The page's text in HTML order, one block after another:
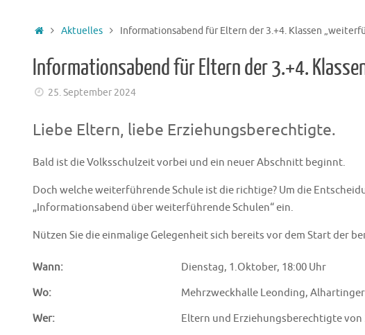
StartAktuelles Informationsabend für Eltern der 3.+4. Klassen
Informationsabend für Eltern der 3.+4.
25. September 2024
Liebe Eltern, liebe Erziehungsberechtigte.
Bald ist die Volksschulzeit vorbei und ein neuer Abschnitt beginnt.
Doch welche weiterführende Schule ist die richtige? Um die
„Informationsabend über weiterführende Schulen“ ein.
Nützen Sie die einmalige Gelegenheit sich bereits vor dem Start der
Wann:
Dienstag, 1.Oktober, 18:00 Uhr
Wo:
Mehrzweckhalle Leonding,
Wer:
Eltern und Erziehungsberechtigte von